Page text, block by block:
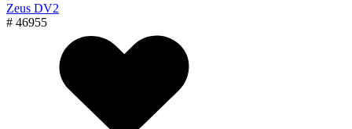
Zeus DV2
# 46955